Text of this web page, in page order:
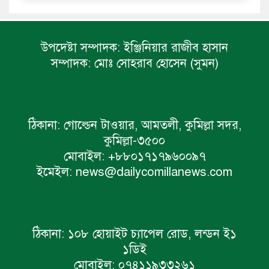
উপদেষ্টা সম্পাদক: ইঞ্জিনিয়ার রাজীব হাসান
সম্পাদক: মোঃ সোহরাব হোসেন (সুমন)
ঠিকানা: গোল্ডেন টাওয়ার, আমতলী, কুমিল্লা সদর,
কুমিল্লা-৩৫০০
মোবাইল: +৮৮০১৭১৭৯৬০০৯৭
ইমেইল: news@dailycomillanews.com
ঠিকানা: ১০৮ হোয়াইট চ্যাপেল রোড, লন্ডন ই১
১ডিই
মোবাইল: ০৭৪১১৯৩৩২৬১